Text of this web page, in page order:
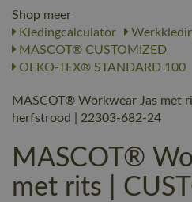
Shop meer
Kledingcalculator
MASCOT® CUSTOMIZED
OEKO-TEX® STANDARD 100
MASCOT® Workwear Jas met
herfstrood | 22303-682-24
MASCOT®
met rits |